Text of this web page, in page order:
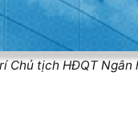
Chủ tịch HĐQT Ngân